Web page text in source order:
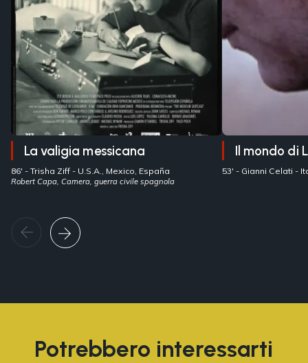
La valigia messicana
86' -Trisha Ziff - U.S.A., Mexico, España
Robert Capa, Camera, guerra civile spagnola
Il mondo di
53' - Gianni Celati -
Potrebbero interessarti